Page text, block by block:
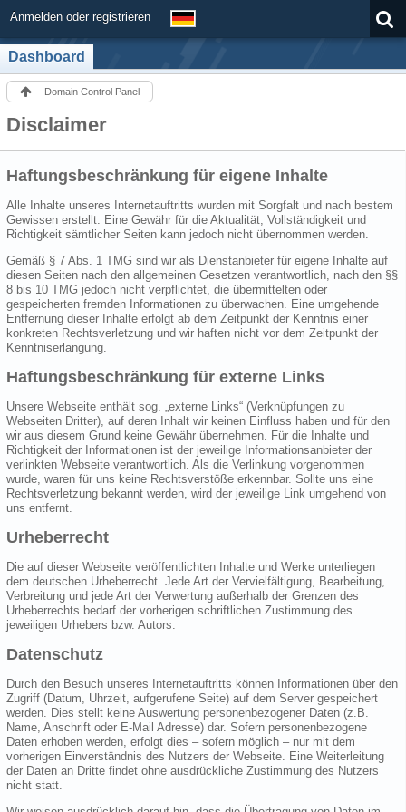
Anmelden oder registrieren
Dashboard
Domain Control Panel
Disclaimer
Haftungsbeschränkung für eigene Inhalte
Alle Inhalte unseres Internetauftritts wurden mit Sorgfalt und nach bestem
Gewissen erstellt. Eine Gewähr für die Aktualität, Vollständigkeit und
Richtigkeit sämtlicher Seiten kann jedoch nicht übernommen werden.
Gemäß § 7 Abs. 1 TMG sind wir als Dienstanbieter für eigene Inhalte auf
diesen Seiten nach den allgemeinen Gesetzen verantwortlich, nach den §§
8 bis 10 TMG jedoch nicht verpflichtet, die übermittelten oder
gespeicherten fremden Informationen zu überwachen. Eine umgehende
Entfernung dieser Inhalte erfolgt ab dem Zeitpunkt der Kenntnis einer
konkreten Rechtsverletzung und wir haften nicht vor dem Zeitpunkt der
Kenntniserlangung.
Haftungsbeschränkung für externe Links
Unsere Webseite enthält sog. „externe Links“ (Verknüpfungen zu
Webseiten Dritter), auf deren Inhalt wir keinen Einfluss haben und für den
wir aus diesem Grund keine Gewähr übernehmen. Für die Inhalte und
Richtigkeit der Informationen ist der jeweilige Informationsanbieter der
verlinkten Webseite verantwortlich. Als die Verlinkung vorgenommen
wurde, waren für uns keine Rechtsverstöße erkennbar. Sollte uns eine
Rechtsverletzung bekannt werden, wird der jeweilige Link umgehend von
uns entfernt.
Urheberrecht
Die auf dieser Webseite veröffentlichten Inhalte und Werke unterliegen
dem deutschen Urheberrecht. Jede Art der Vervielfältigung, Bearbeitung,
Verbreitung und jede Art der Verwertung außerhalb der Grenzen des
Urheberrechts bedarf der vorherigen schriftlichen Zustimmung des
jeweiligen Urhebers bzw. Autors.
Datenschutz
Durch den Besuch unseres Internetauftritts können Informationen über den
Zugriff (Datum, Uhrzeit, aufgerufene Seite) auf dem Server gespeichert
werden. Dies stellt keine Auswertung personenbezogener Daten (z.B.
Name, Anschrift oder E-Mail Adresse) dar. Sofern personenbezogene
Daten erhoben werden, erfolgt dies – sofern möglich – nur mit dem
vorherigen Einverständnis des Nutzers der Webseite. Eine Weiterleitung
der Daten an Dritte findet ohne ausdrückliche Zustimmung des Nutzers
nicht statt.